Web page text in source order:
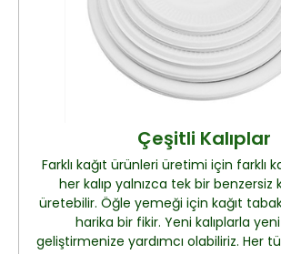
Çeşitli Kalıplar
Farklı kağıt ürünleri üretimi için farklı
her kalıp yalnızca tek bir benzersiz
üretebilir. Öğle yemeği için kağıt
harika bir fikir. Yeni kalıplarla
geliştirmenize yardımcı olabiliriz. Her